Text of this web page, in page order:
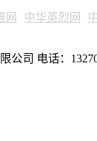
网 中华英烈网
公司 电话：